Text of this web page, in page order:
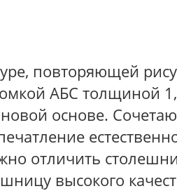
повторяющей
АБС толщиной
основе.
отличить
высокого